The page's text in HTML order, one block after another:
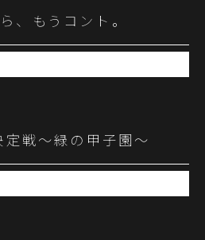
、もうコント。
戦～緑の甲子園～